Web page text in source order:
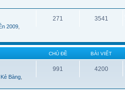
2009
271 3541
CHỦ ĐỀ BÀI VIẾT
Bàng
991 4200